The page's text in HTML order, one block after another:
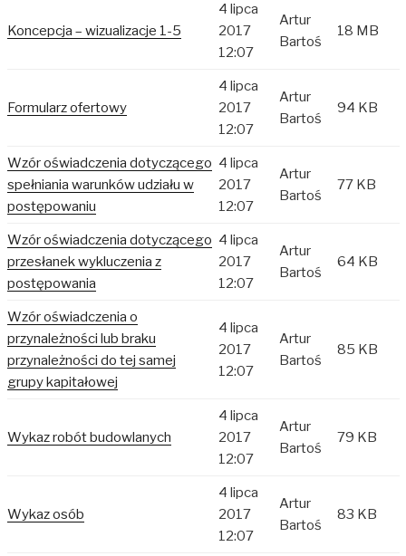
Koncepcja – wizualizacje 1-5
4 lipca
2017
12:07
Artur
Bartoś
18 MB
Formularz ofertowy
4 lipca
2017
12:07
Artur
Bartoś
94 KB
Wzór oświadczenia dotyczącego
spełniania warunków udziału w
postępowaniu
4 lipca
2017
12:07
Artur
Bartoś
77 KB
Wzór oświadczenia dotyczącego
przesłanek wykluczenia z
postępowania
4 lipca
2017
12:07
Artur
Bartoś
64 KB
Wzór oświadczenia o
przynależności lub braku
przynależności do tej samej
grupy kapitałowej
4 lipca
2017
12:07
Artur
Bartoś
85 KB
Wykaz robót budowlanych
4 lipca
2017
12:07
Artur
Bartoś
79 KB
Wykaz osób
4 lipca
2017
12:07
Artur
Bartoś
83 KB